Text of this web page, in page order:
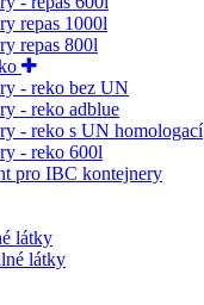
repas 1000l
repas 800l
- reko bez UN
- reko adblue
- reko s UN homologací
- reko 600l
pro IBC kontejnery
látky
látky